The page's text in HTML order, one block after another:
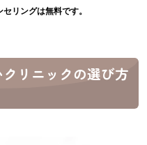
リングは無料です。
リニックの選び方